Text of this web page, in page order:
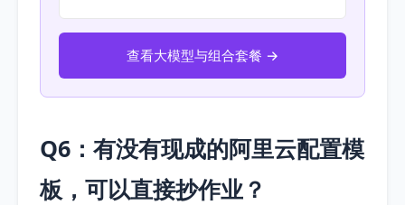
查看大模型与组合套餐 →
Q6：有没有现成的阿里云配置模
板，可以直接抄作业？